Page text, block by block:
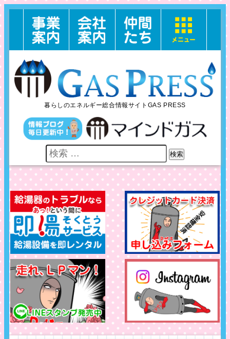
暮らしのエネルギー総合情報サイトGAS PRESS
検索